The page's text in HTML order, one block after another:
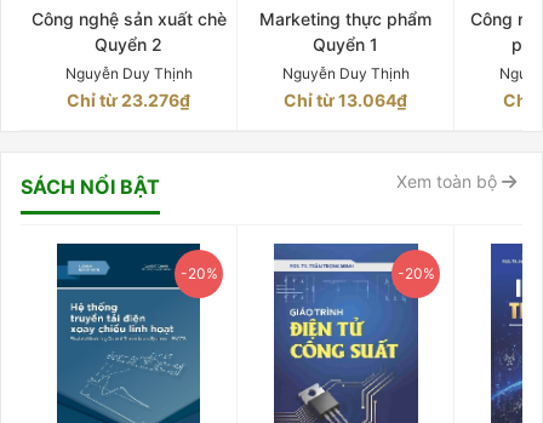
Công nghệ sản xuất chè
Quyển 2
Nguyễn Duy Thịnh
Chỉ từ 23.276₫
Marketing thực phẩm
Quyển 1
Nguyễn Duy Thịnh
Chỉ từ 13.064₫
Công
Chỉ
SÁCH NỔI BẬT Xem toàn bộ
-20% -20%